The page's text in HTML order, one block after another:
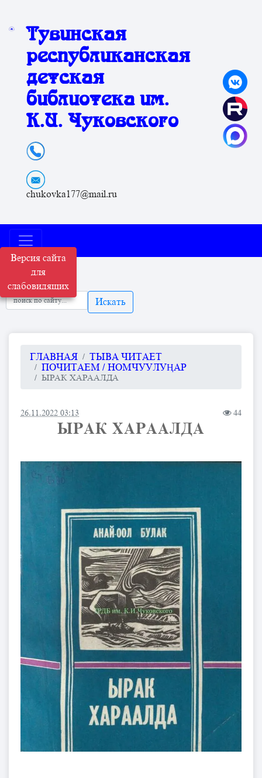
Версия сайта
для
слабовидящих
Тувинская
республиканская
детская
библиотека им.
К.И. Чуковского
chukovka177@mail.ru
Искать
ГЛАВНАЯ
ТЫВА ЧИТАЕТ
ПОЧИТАЕМ / НОМЧУУЛУҢАР
ЫРАК ХАРААЛДА
26.11.2022 03:13 44
ЫРАК ХАРААЛДА